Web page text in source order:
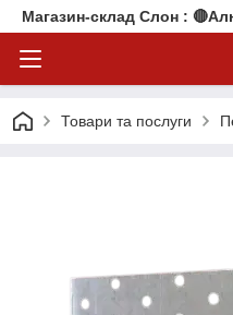
Магазин-склад Слон :
Товари та послуги